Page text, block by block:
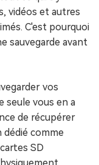
vidéos et autres
C'est pourquoi
sauvegarde avant
vos
seule vous en a
de récupérer
comme
SD